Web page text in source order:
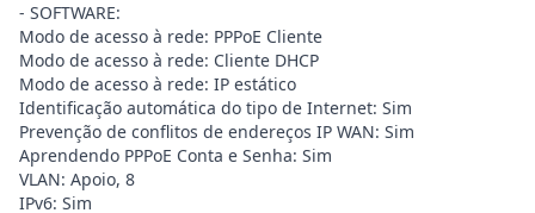
- SOFTWARE:
Modo de acesso à rede: PPPoE Cliente
Modo de acesso à rede: Cliente DHCP
Modo de acesso à rede: IP estático
Identificação automática do tipo de Internet: Sim
Prevenção de conflitos de endereços IP WAN: Sim
Aprendendo PPPoE Conta e Senha: Sim
VLAN: Apoio, 8
IPv6: Sim